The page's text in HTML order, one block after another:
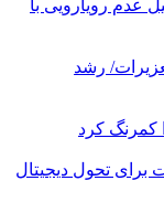
عدم رویارویی با
در تعزیرات/ رشد
کمرنگ کرد
برای تحول دیجیتال